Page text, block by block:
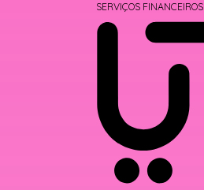
SERVIÇOS FINANCEIROS